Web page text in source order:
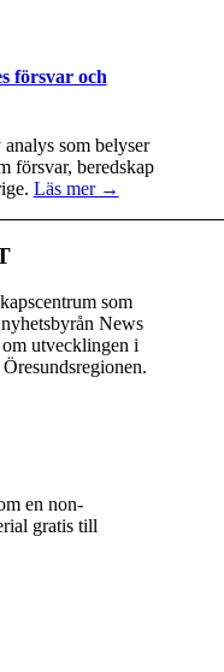
försvar och
som belyser
försvar, beredskap
Läs mer →
som
News
utvecklingen i
en non-
gratis till